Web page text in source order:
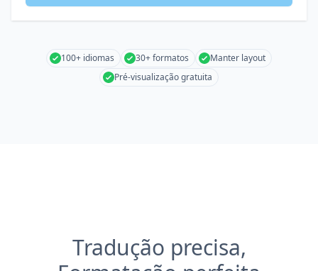
100+ idiomas 30+ formatos
Manter layout
Pré-visualização gratuita
Tradução precisa,